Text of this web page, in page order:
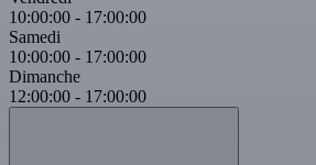
10:00:00 - 17:00:00
Samedi
10:00:00 - 17:00:00
Dimanche
12:00:00 - 17:00:00